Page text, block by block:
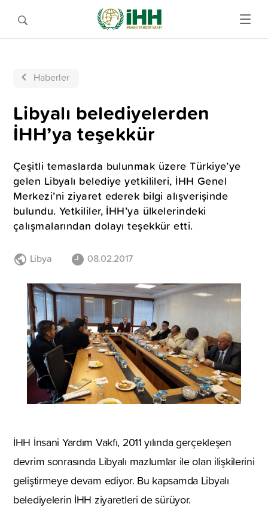
Haberler
Libyalı belediyelerden
İHH’ya teşekkür
Çeşitli temaslarda bulunmak üzere Türkiye’ye
gelen Libyalı belediye yetkilileri, İHH Genel
Merkezi’ni ziyaret ederek bilgi alışverişinde
bulundu. Yetkililer, İHH’ya ülkelerindeki
çalışmalarından dolayı teşekkür etti.
Libya 08.02.2017
İHH İnsani Yardım Vakfı, 2011 yılında gerçekleşen
devrim sonrasında Libyalı mazlumlar ile olan ilişkilerini
geliştirmeye devam ediyor. Bu kapsamda Libyalı
belediyelerin İHH ziyaretleri de sürüyor.